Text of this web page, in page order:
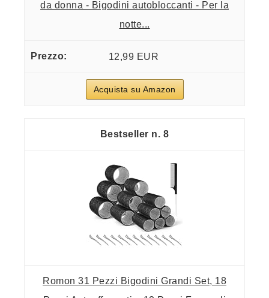
da donna - Bigodini autobloccanti - Per la
notte...
12,99 EUR
Acquista su Amazon
8
Romon 31 Pezzi Bigodini Grandi Set, 18